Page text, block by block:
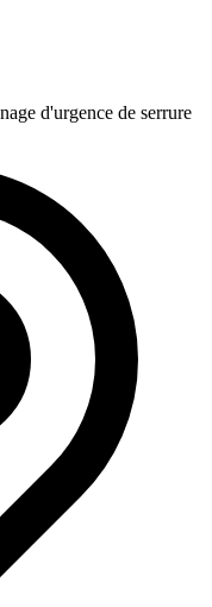
d'urgence de serrure